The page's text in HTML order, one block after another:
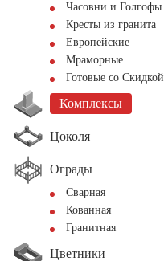
Часовни и Голгофы
Кресты из гранита
Европейские
Мраморные
Готовые со Скидкой
Комплексы
Цоколя
Ограды
Сварная
Кованная
Гранитная
Цветники